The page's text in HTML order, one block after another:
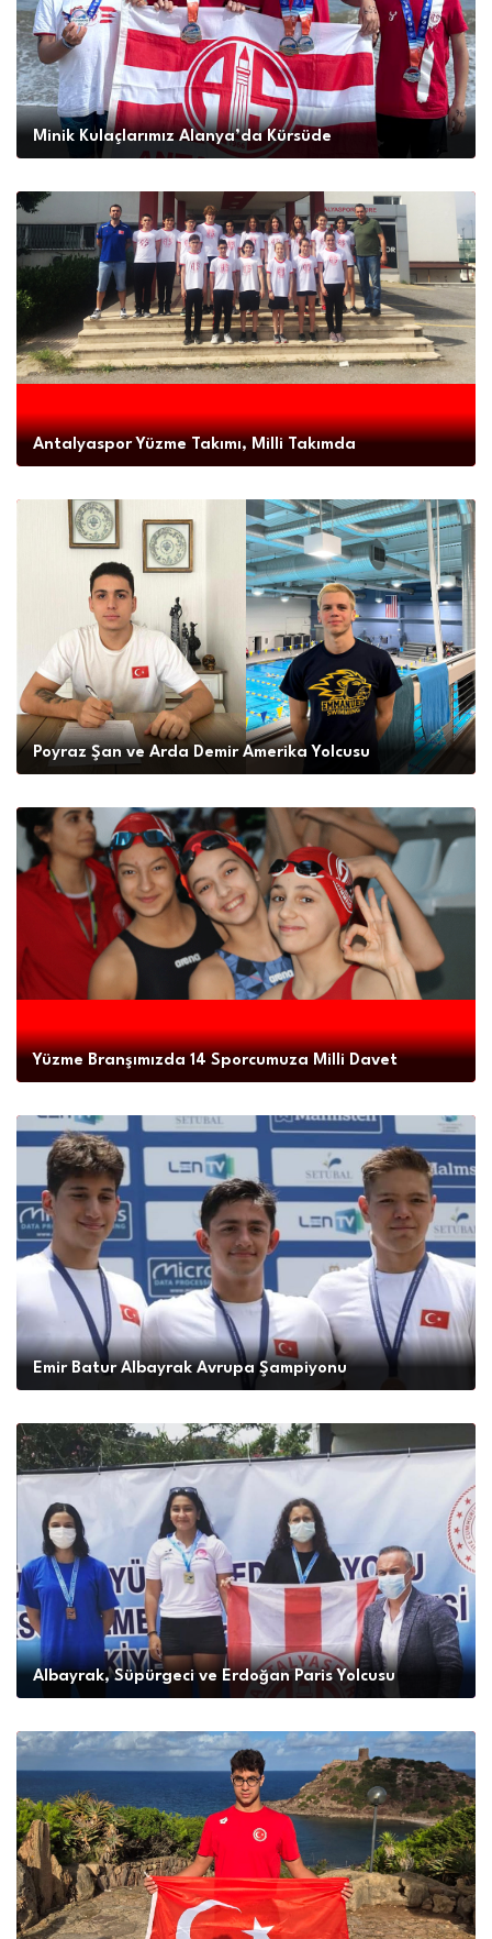
Minik Kulaçlarımız Alanya’da Kürsüde
Antalyaspor Yüzme Takımı, Milli Takımda
Poyraz Şan ve Arda Demir Amerika Yolcusu
Yüzme Branşımızda 14 Sporcumuza Milli Davet
Emir Batur Albayrak Avrupa Şampiyonu
Albayrak, Süpürgeci ve Erdoğan Paris Yolcusu